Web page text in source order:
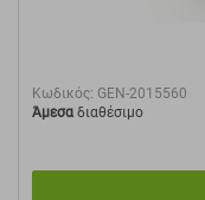
Κωδικός: GEN-2015560
Άμεσα διαθέσιμο